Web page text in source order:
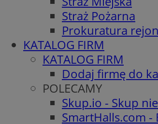
Straż Pożarna
Prokuratura
KATALOG FIRM
KATALOG FIRM
Dodaj firmę do
POLECAMY
Skup.io - Skup
SmartHalls.com -